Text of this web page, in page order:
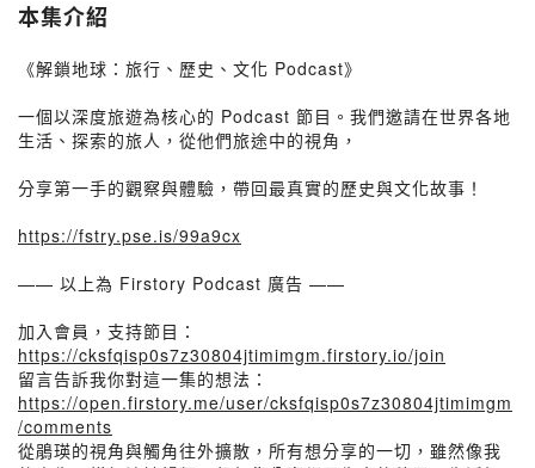
本集介紹
《解鎖地球：旅行、歷史、文化 Podcast》
一個以深度旅遊為核心的 Podcast 節目。我們邀請在世界各地
生活、探索的旅人，從他們旅途中的視角，
分享第一手的觀察與體驗，帶回最真實的歷史與文化故事！
https://fstry.pse.is/99a9cx
—— 以上為 Firstory Podcast 廣告 ——
加入會員，支持節目：
https://cksfqisp0s7z30804jtimimgm.firstory.io/join
留言告訴我你對這一集的想法：
https://open.firstory.me/user/cksfqisp0s7z30804jtimimgm
/comments
從鵑瑛的視角與觸角往外擴散，所有想分享的一切，雖然像我